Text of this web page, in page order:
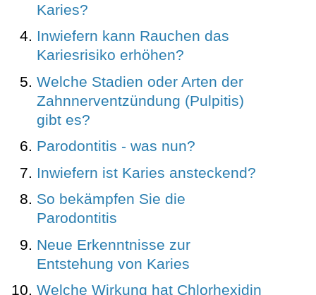
Karies?
Inwiefern kann Rauchen das
Kariesrisiko erhöhen?
Welche Stadien oder Arten der
Zahnnerventzündung (Pulpitis)
gibt es?
Parodontitis - was nun?
Inwiefern ist Karies ansteckend?
So bekämpfen Sie die
Parodontitis
Neue Erkenntnisse zur
Entstehung von Karies
Welche Wirkung hat Chlorhexidin